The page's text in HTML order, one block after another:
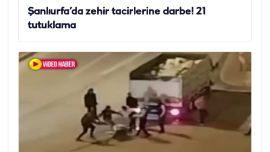
Şanlıurfa’da zehir tacirlerine darbe! 21
tutuklama